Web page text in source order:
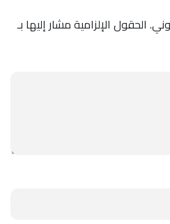
الحقول الإلزامية مشار إليها بـ